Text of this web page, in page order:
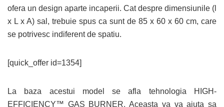
ofera un design aparte incaperii. Cat despre dimensiunile (l
x L x A) sal, trebuie spus ca sunt de 85 x 60 x 60 cm, care
se potrivesc indiferent de spatiu.
[quick_offer id=1354]
La baza acestui model se afla tehnologia HIGH-
EFFICIENCY™ GAS BURNER. Aceasta va va ajuta sa